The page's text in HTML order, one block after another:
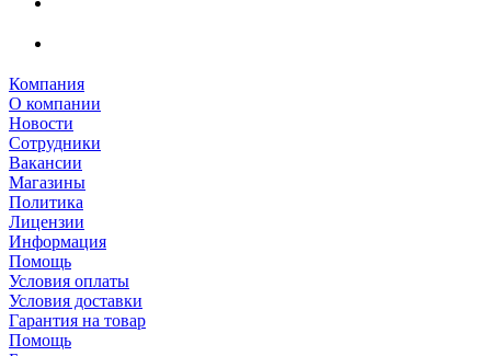
Компания
О компании
Новости
Сотрудники
Вакансии
Магазины
Политика
Лицензии
Информация
Помощь
Условия оплаты
Условия доставки
Гарантия на товар
Помощь